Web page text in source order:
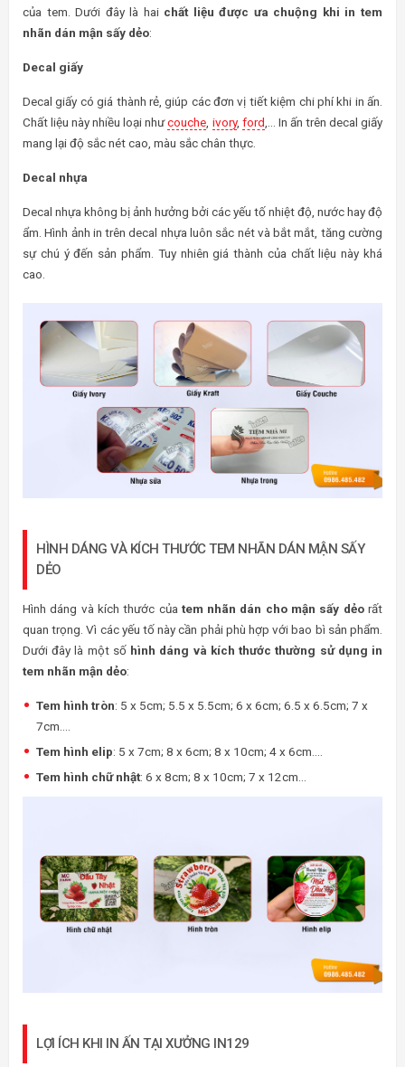
của tem. Dưới đây là hai chất liệu được ưa chuộng khi in tem
nhãn dán mận sấy dẻo:
Decal giấy
Decal giấy có giá thành rẻ, giúp các đơn vị tiết kiệm chi phí khi in ấn.
Chất liệu này nhiều loại nhưcouche ivory, ford ,… In ấn trên decal giấy
mang lại độ sắc nét cao, màu sắc chân thực.
Decal nhựa
Decal nhựa không bị ảnh hưởng bởi các yếu tố nhiệt độ, nước hay độ
ẩm. Hình ảnh in trên decal nhựa luôn sắc nét và bắt mắt, tăng cường
sự chú ý đến sản phẩm. Tuy nhiên giá thành của chất liệu này khá
cao.
HÌNH DÁNG VÀ KÍCH THƯỚC TEM NHÃN DÁN MẬN SẤY
DẺO
Hình dáng và kích thước của tem nhãn dán cho mận sấy dẻorất
quan trọng. Vì các yếu tố này cần phải phù hợp với bao bì sản phẩm.
Dưới đây là một số hình dáng và kích thước thường sử dụng in
tem nhãn mận dẻo:
Tem hình tròn: 5 x 5cm; 5.5 x 5.5cm; 6 x 6cm; 6.5 x 6.5cm; 7 x
7cm….
Tem hình elip: 5 x 7cm; 8 x 6cm; 8 x 10cm; 4 x 6cm….
Tem hình chữ nhật: 6 x 8cm; 8 x 10cm; 7 x 12cm…
LỢI ÍCH KHI IN ẤN TẠI XƯỞNG IN129